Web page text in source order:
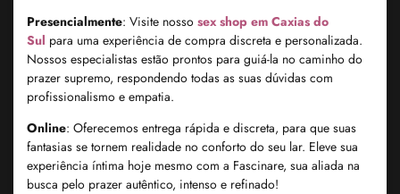
Presencialmente: Visite nosso sex shop em Caxias do
Sul para uma experiência de compra discreta e personalizada.
Nossos especialistas estão prontos para guiá-la no caminho do
prazer supremo, respondendo todas as suas dúvidas com
profissionalismo e empatia.
Online: Oferecemos entrega rápida e discreta, para que suas
fantasias se tornem realidade no conforto do seu lar. Eleve sua
experiência íntima hoje mesmo com a Fascinare, sua aliada na
busca pelo prazer autêntico, intenso e refinado!